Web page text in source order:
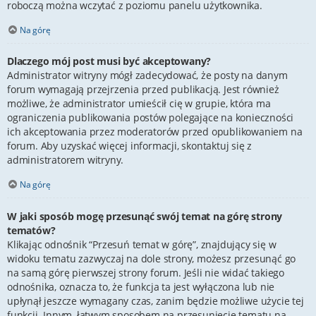
roboczą można wczytać z poziomu panelu użytkownika.
Na górę
Dlaczego mój post musi być akceptowany?
Administrator witryny mógł zadecydować, że posty na danym
forum wymagają przejrzenia przed publikacją. Jest również
możliwe, że administrator umieścił cię w grupie, która ma
ograniczenia publikowania postów polegające na konieczności
ich akceptowania przez moderatorów przed opublikowaniem na
forum. Aby uzyskać więcej informacji, skontaktuj się z
administratorem witryny.
Na górę
W jaki sposób mogę przesunąć swój temat na górę strony
tematów?
Klikając odnośnik “Przesuń temat w górę”, znajdujący się w
widoku tematu zazwyczaj na dole strony, możesz przesunąć go
na samą górę pierwszej strony forum. Jeśli nie widać takiego
odnośnika, oznacza to, że funkcja ta jest wyłączona lub nie
upłynął jeszcze wymagany czas, zanim będzie możliwe użycie tej